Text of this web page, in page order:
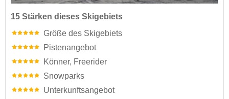
15 Stärken dieses Skigebiets
Größe des Skigebiets
Pistenangebot
Könner, Freerider
Snowparks
Unterkunftsangebot